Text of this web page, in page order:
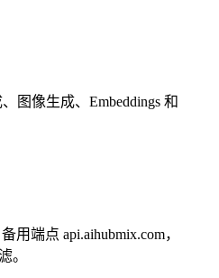
图像生成、Embeddings 和
用端点 api.aihubmix.com，
。